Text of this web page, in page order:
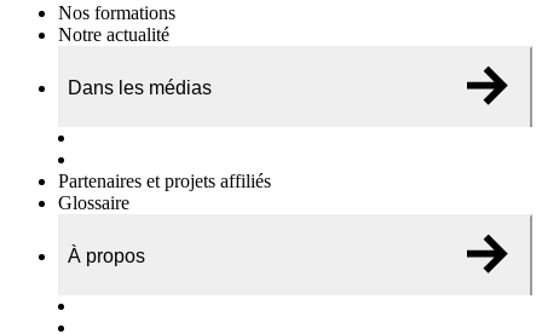
Nos formations
Notre actualité
Dans les médias
Partenaires et projets affiliés
Glossaire
À propos